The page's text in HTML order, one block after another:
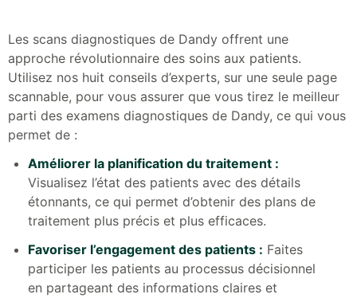
Les scans diagnostiques de Dandy offrent une
approche révolutionnaire des soins aux patients.
Utilisez nos huit conseils d’experts, sur une seule page
scannable, pour vous assurer que vous tirez le meilleur
parti des examens diagnostiques de Dandy, ce qui vous
permet de :
Améliorer la planification du traitement :
Visualisez l’état des patients avec des détails
étonnants, ce qui permet d’obtenir des plans de
traitement plus précis et plus efficaces.
Favoriser l’engagement des patients : Faites
participer les patients au processus décisionnel
en partageant des informations claires et